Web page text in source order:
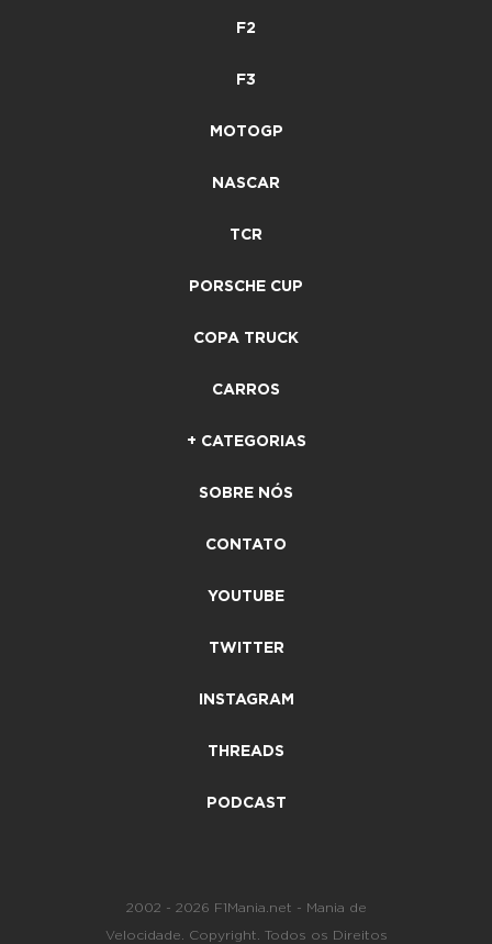
F2
F3
MOTOGP
NASCAR
TCR
PORSCHE CUP
COPA TRUCK
CARROS
+ CATEGORIAS
SOBRE NÓS
CONTATO
YOUTUBE
TWITTER
INSTAGRAM
THREADS
PODCAST
2002 - 2026 F1Mania.net - Mania de
Velocidade. Copyright. Todos os Direitos